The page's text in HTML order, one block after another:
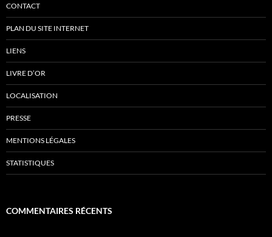
CONTACT
PLAN DU SITE INTERNET
LIENS
LIVRE D’OR
LOCALISATION
PRESSE
MENTIONS LÉGALES
STATISTIQUES
COMMENTAIRES RÉCENTS